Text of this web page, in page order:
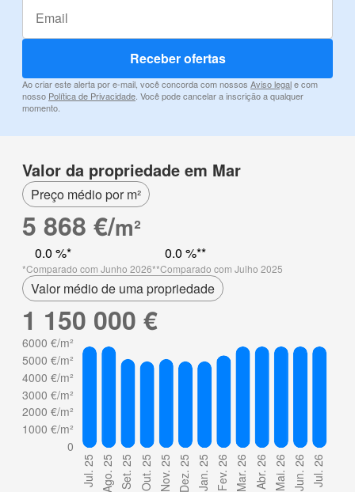
Receber ofertas
Ao criar este alerta por e-mail, você concorda com nossos Aviso legale com
nosso Política de Privacidade. Você pode cancelar a inscrição a qualquer
momento.
Valor da propriedade em Mar
Preço médio por m²
5 868 €/m²
0.0 %
Comparado com Junho 2026
0.0 %
Comparado com Julho 2025
Valor médio de uma propriedade
1 150 000 €